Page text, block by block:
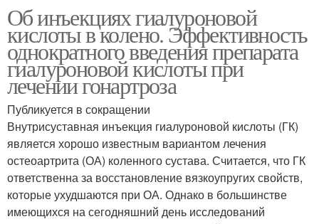
Об инъекциях гиалуроновой
кислоты в колено. Эффективность
однократного введения препарата
гиалуроновой кислоты при
лечении гонартроза
Публикуется в сокращении
Внутрисуставная инъекция гиалуроновой кислоты (ГК)
является хорошо известным вариантом лечения
остеоартрита (ОА) коленного сустава. Считается, что ГК
ответственна за восстановление вязкоупругих свойств,
которые ухудшаются при ОА. Однако в большинстве
имеющихся на сегодняшний день исследований